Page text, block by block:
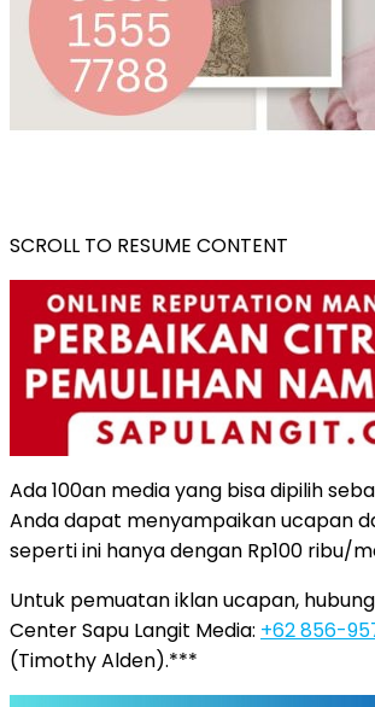
SCROLL TO RESUME CONTENT
Ada 100an media yang bisa dipilih
Anda dapat menyampaikan ucapan
seperti ini hanya dengan Rp100 ribu/
Untuk pemuatan iklan ucapan,
Center Sapu Langit Media: +62 856-
(Timothy Alden).***